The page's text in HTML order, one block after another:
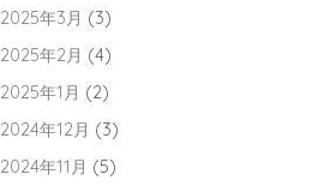
2025年3月 (3)
2025年2月 (4)
2025年1月 (2)
2024年12月 (3)
2024年11月 (5)